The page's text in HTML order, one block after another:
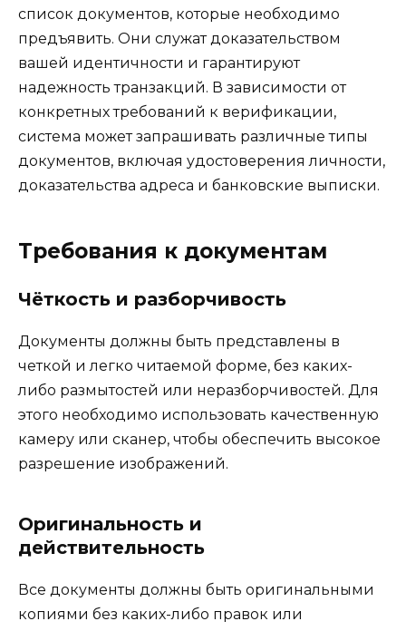
список документов, которые необходимо
предъявить. Они служат доказательством
вашей идентичности и гарантируют
надежность транзакций. В зависимости от
конкретных требований к верификации,
система может запрашивать различные типы
документов, включая удостоверения личности,
доказательства адреса и банковские выписки.
Требования к документам
Чёткость и разборчивость
Документы должны быть представлены в
четкой и легко читаемой форме, без каких-
либо размытостей или неразборчивостей. Для
этого необходимо использовать качественную
камеру или сканер, чтобы обеспечить высокое
разрешение изображений.
Оригинальность и
действительность
Все документы должны быть оригинальными
копиями без каких-либо правок или